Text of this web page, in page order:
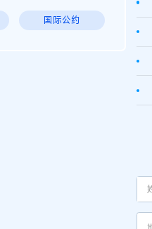
国际公约